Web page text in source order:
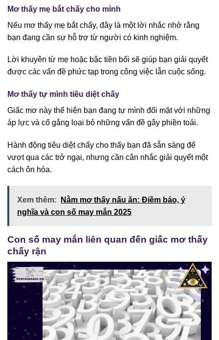
Mơ thấy mẹ bắt chấy cho mình
Nếu mơ thấy mẹ bắt chấy, đây là một lời nhắc nhở rằng
bạn đang cần sự hỗ trợ từ người có kinh nghiệm.
Lời khuyên từ mẹ hoặc bậc tiền bối sẽ giúp bạn giải quyết
được các vấn đề phức tạp trong công việc lẫn cuộc sống.
Mơ thấy tự mình tiêu diệt chấy
Giấc mơ này thể hiện bạn đang tự mình đối mặt với những
áp lực và cố gắng loại bỏ những vấn đề gây phiền toái.
Hành động tiêu diệt chấy cho thấy bạn đã sẵn sàng để
vượt qua các trở ngại, nhưng cần cân nhắc giải quyết một
cách ôn hòa.
Xem thêm:
Nằm mơ thấy nấu ăn: Điềm báo, ý
nghĩa và con số may mắn 2025
Con số may mắn liên quan đến giấc mơ thấy
chấy rận